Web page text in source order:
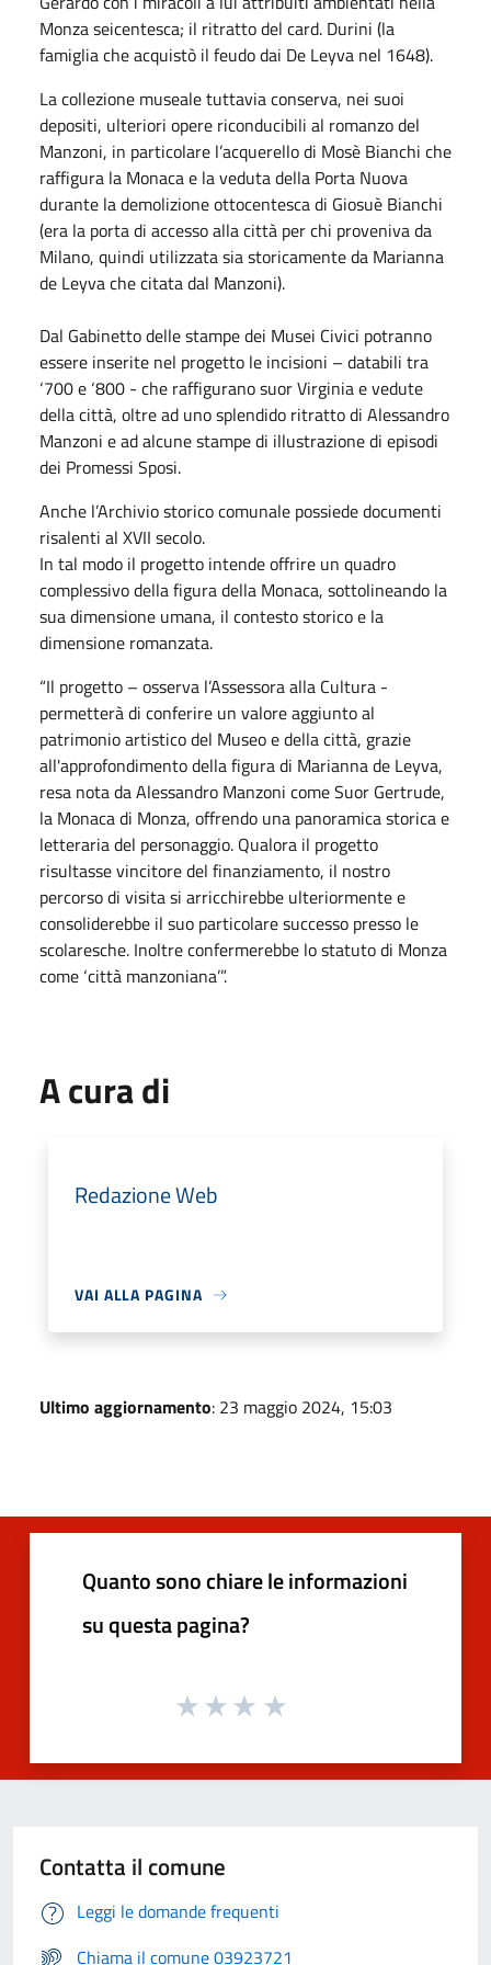
Monza seicentesca; il ritratto del card. Durini (la
famiglia che acquistò il feudo dai De Leyva nel 1648).
La collezione museale tuttavia conserva, nei suoi
depositi, ulteriori opere riconducibili al romanzo del
Manzoni, in particolare l’acquerello di Mosè Bianchi che
raffigura la Monaca e la veduta della Porta Nuova
durante la demolizione ottocentesca di Giosuè Bianchi
(era la porta di accesso alla città per chi proveniva da
Milano, quindi utilizzata sia storicamente da Marianna
de Leyva che citata dal Manzoni).
Dal Gabinetto delle stampe dei Musei Civici potranno
essere inserite nel progetto le incisioni – databili tra
‘700 e ‘800 - che raffigurano suor Virginia e vedute
della città, oltre ad uno splendido ritratto di Alessandro
Manzoni e ad alcune stampe di illustrazione di episodi
dei Promessi Sposi.
Anche l’Archivio storico comunale possiede documenti
risalenti al XVII secolo.
In tal modo il progetto intende offrire un quadro
complessivo della figura della Monaca, sottolineando la
sua dimensione umana, il contesto storico e la
dimensione romanzata.
“Il progetto – osserva l’Assessora alla Cultura -
permetterà di conferire un valore aggiunto al
patrimonio artistico del Museo e della città, grazie
all'approfondimento della figura di Marianna de Leyva,
resa nota da Alessandro Manzoni come Suor Gertrude,
la Monaca di Monza, offrendo una panoramica storica e
letteraria del personaggio. Qualora il progetto
risultasse vincitore del finanziamento, il nostro
percorso di visita si arricchirebbe ulteriormente e
consoliderebbe il suo particolare successo presso le
scolaresche. Inoltre confermerebbe lo statuto di Monza
come ‘città manzoniana’”.
A cura di
Redazione Web
VAI ALLA PAGINA
Ultimo aggiornamento: 23 maggio 2024, 15:03
Quanto sono chiare le informazioni
su questa pagina?
Contatta il comune
Leggi le domande frequenti
Chiama il comune 03923721